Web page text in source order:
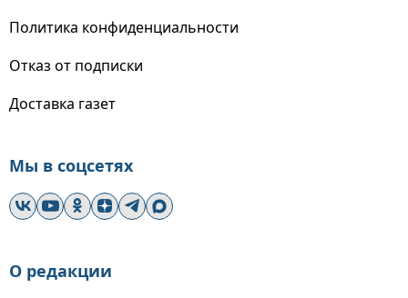
Политика конфиденциальности
Отказ от подписки
Доставка газет
Мы в соцсетях
О редакции